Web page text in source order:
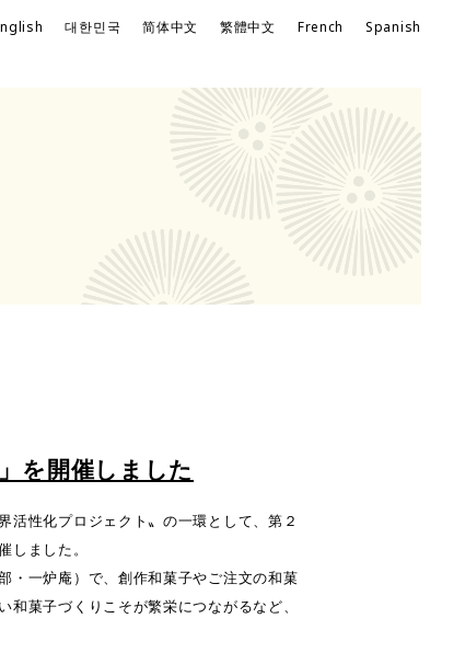
대한민국 简体中文 繁體中文 French Spanish
を開催しました
活性化プロジェクト〟の一環として、第２
しました。
・一炉庵）で、創作和菓子やご注文の和菓
菓子づくりこそが繁栄につながるなど、